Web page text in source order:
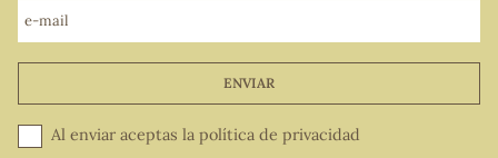
e-mail
ENVIAR
Al enviar aceptas la política de privacidad